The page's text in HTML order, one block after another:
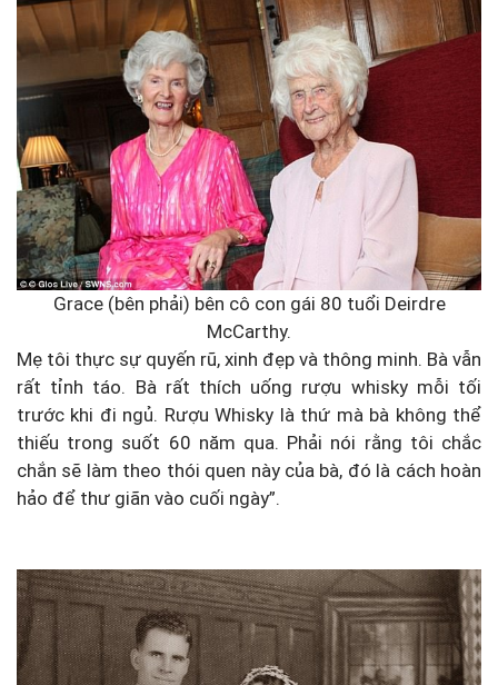
Grace (bên phải) bên cô con gái 80 tuổi Deirdre
McCarthy.
Mẹ tôi thực sự quyến rũ, xinh đẹp và thông minh. Bà vẫn
rất tỉnh táo. Bà rất thích uống rượu whisky mỗi tối
trước khi đi ngủ. Rượu Whisky là thứ mà bà không thể
thiếu trong suốt 60 năm qua. Phải nói rằng tôi chắc
chắn sẽ làm theo thói quen này của bà, đó là cách hoàn
hảo để thư giãn vào cuối ngày”.